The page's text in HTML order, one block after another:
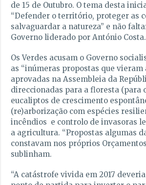
de 15 de Outubro. O tema desta
“Defender o território, proteger as
salvaguardar a natureza” e não
Governo liderado por António Costa.
Os Verdes acusam o Governo
as “inúmeras propostas que vieram
aprovadas na Assembleia da
direccionadas para a floresta (para
eucaliptos de crescimento
(re)arborização com espécies
incêndios e controlo de invasoras
a agricultura. “Propostas algumas
constavam nos próprios
sublinham.
“A catástrofe vivida em 2017